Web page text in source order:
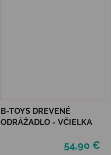
B-TOYS DREVENÉ
ODRÁŽADLO - VČIELKA
54,90 €